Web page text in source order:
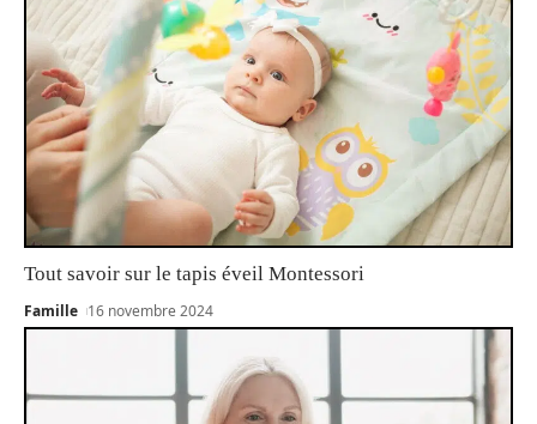
Tout savoir sur le tapis éveil Montessori
Famille 16 novembre 2024